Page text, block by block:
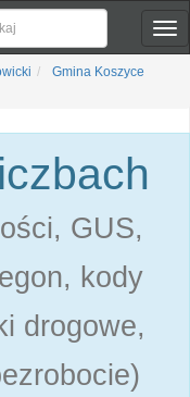
Gmina Koszyce
GUS,
kody
drogowe,